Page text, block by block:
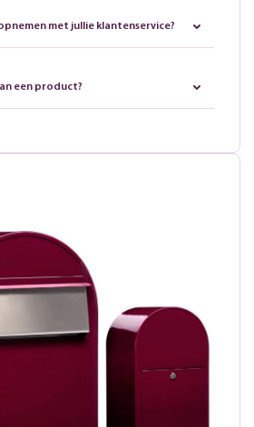
met jullie klantenservice?
een product?